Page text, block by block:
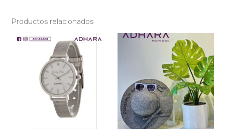
Productos relacionados